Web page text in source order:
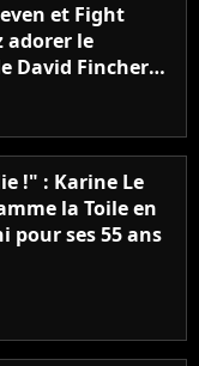
et Fight
adorer le
David Fincher
!" : Karine Le
la Toile en
pour ses 55 ans